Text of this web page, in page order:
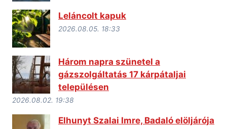
Leláncolt kapuk
2026.08.05. 18:33
Három napra szünetel a
gázszolgáltatás 17 kárpátaljai
településen
2026.08.02. 19:38
Elhunyt Szalai Imre, Badaló elöljárója